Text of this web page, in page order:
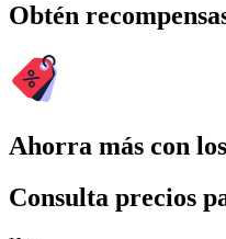
Obtén
Ahorra más con
Consulta precios